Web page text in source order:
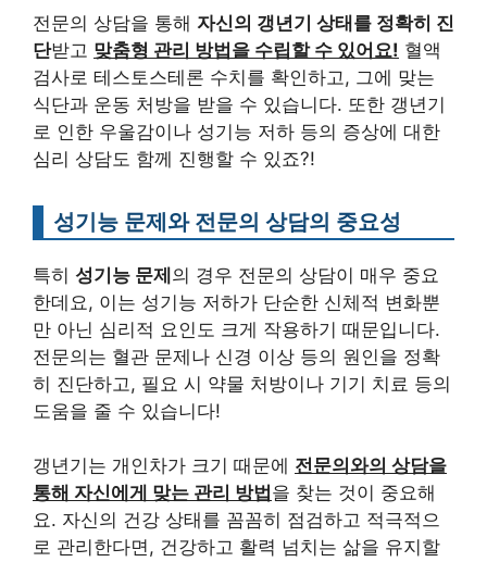
전문의 상담을 통해 자신의 갱년기 상태를 정확히 진
단받고 맞춤형 관리 방법을 수립할 수 있어요! 혈액
검사로 테스토스테론 수치를 확인하고, 그에 맞는
식단과 운동 처방을 받을 수 있습니다. 또한 갱년기
로 인한 우울감이나 성기능 저하 등의 증상에 대한
심리 상담도 함께 진행할 수 있죠?!
성기능 문제와 전문의 상담의 중요성
특히 성기능 문제의 경우 전문의 상담이 매우 중요
한데요, 이는 성기능 저하가 단순한 신체적 변화뿐
만 아닌 심리적 요인도 크게 작용하기 때문입니다.
전문의는 혈관 문제나 신경 이상 등의 원인을 정확
히 진단하고, 필요 시 약물 처방이나 기기 치료 등의
도움을 줄 수 있습니다!
갱년기는 개인차가 크기 때문에 전문의와의 상담을
통해 자신에게 맞는 관리 방법 을 찾는 것이 중요해
요. 자신의 건강 상태를 꼼꼼히 점검하고 적극적으
로 관리한다면, 건강하고 활력 넘치는 삶을 유지할